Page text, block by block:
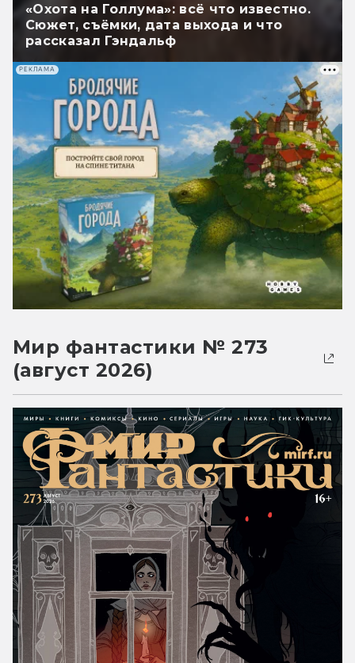
«Охота на Голлума»: всё что известно.
Сюжет, съёмки, дата выхода и что
рассказал Гэндальф
РЕКЛАМА
Мир фантастики № 273
(август 2026)